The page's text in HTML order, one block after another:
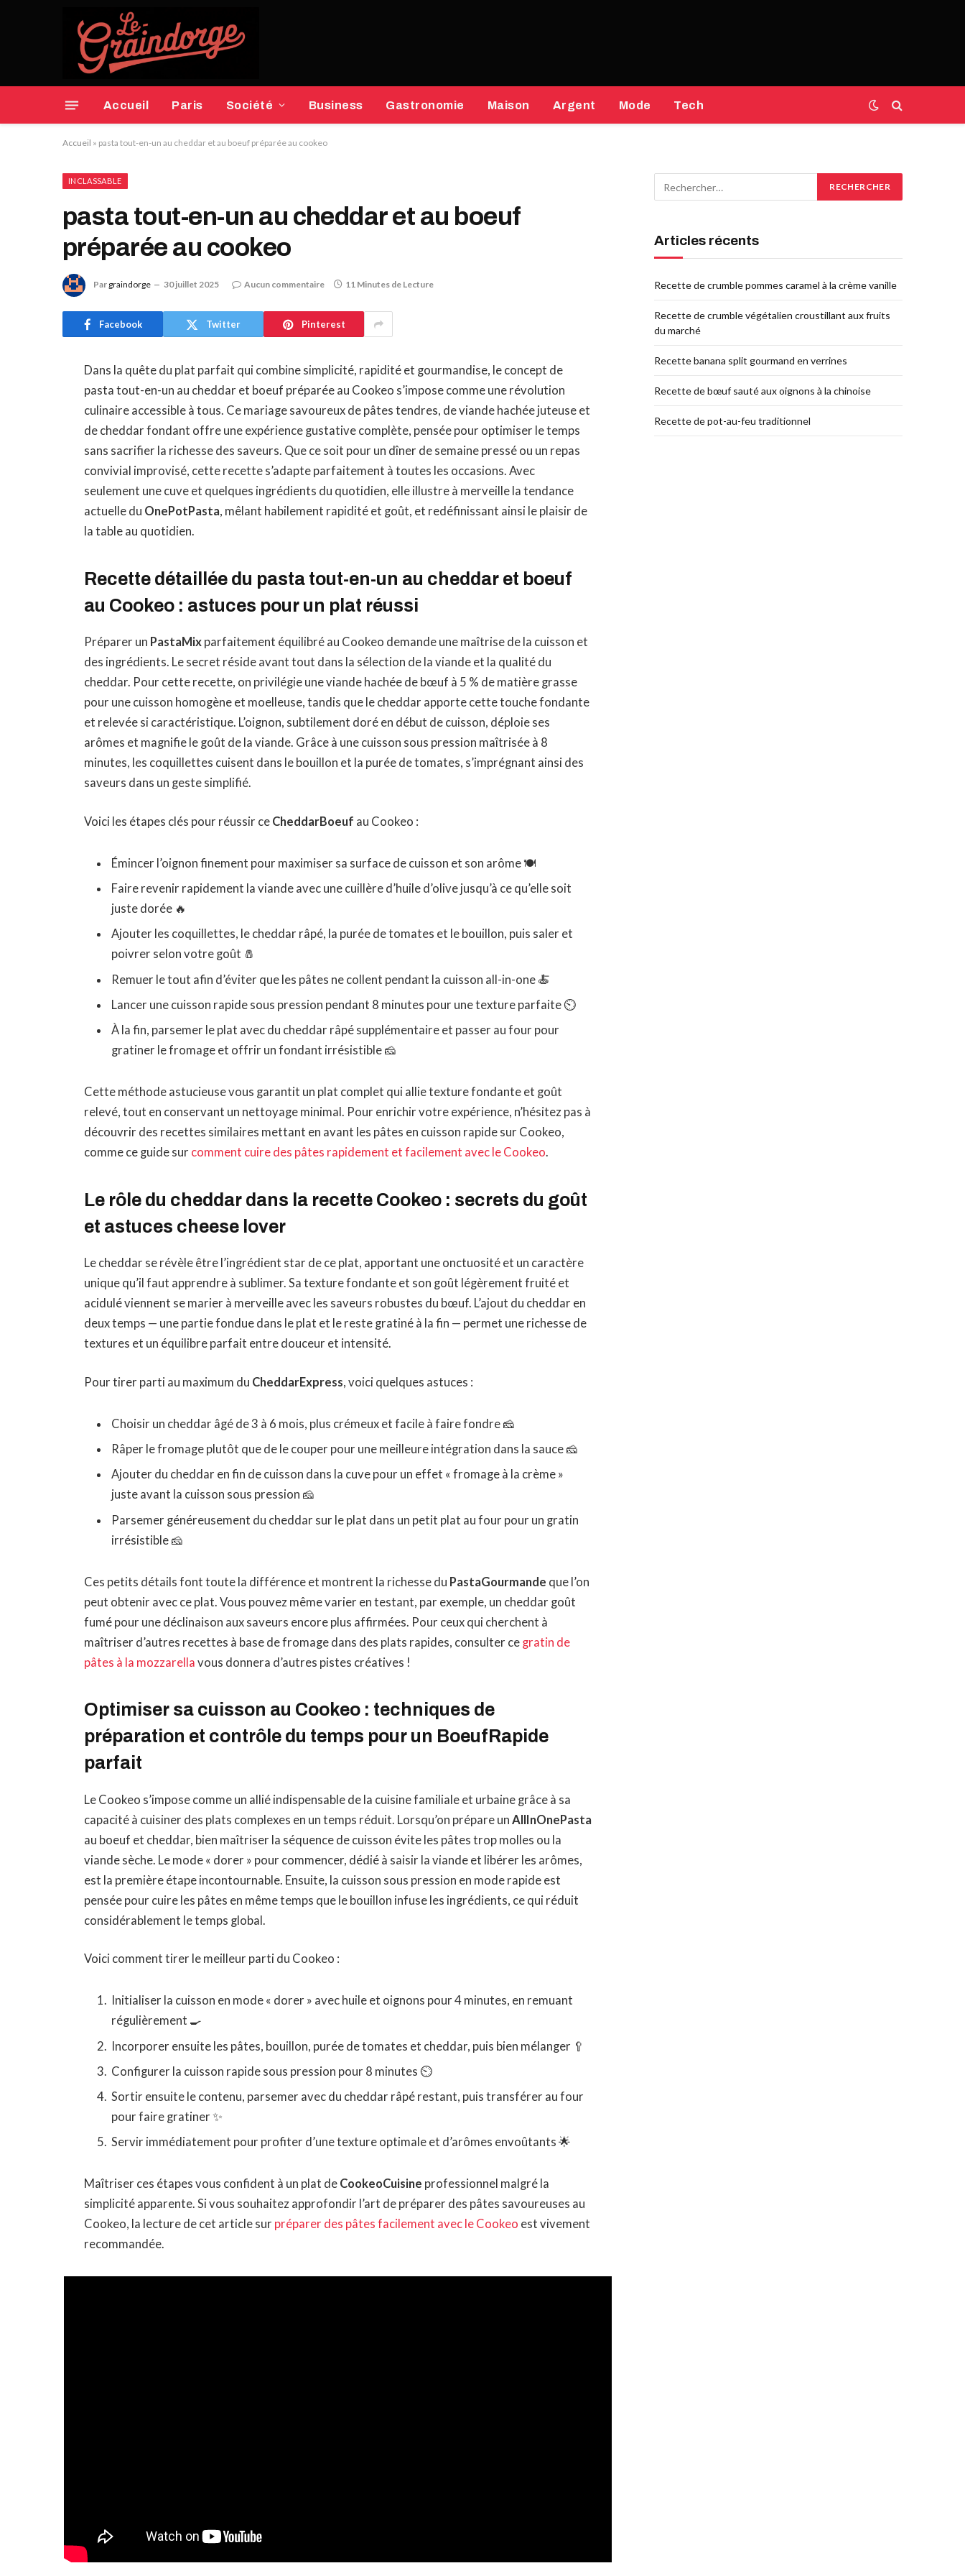
Accueil Paris Société Business Gastronomie Maison Argent Mode Tech
Accueil » pasta tout-en-un au cheddar et au boeuf préparée au cookeo
INCLASSABLE
pasta tout-en-un au cheddar et au boeuf
préparée au cookeo
Par graindorge 30 juillet 2025 Aucun commentaire 11 Minutes de Lecture
Facebook Twitter Pinterest
Dans la quête du plat parfait qui combine simplicité, rapidité et gourmandise, le concept de
pasta tout-en-un au cheddar et boeuf préparée au Cookeo s’impose comme une révolution
culinaire accessible à tous. Ce mariage savoureux de pâtes tendres, de viande hachée juteuse et
de cheddar fondant offre une expérience gustative complète, pensée pour optimiser le temps
sans sacrifier la richesse des saveurs. Que ce soit pour un dîner de semaine pressé ou un repas
convivial improvisé, cette recette s’adapte parfaitement à toutes les occasions. Avec
seulement une cuve et quelques ingrédients du quotidien, elle illustre à merveille la tendance
actuelle du OnePotPasta, mêlant habilement rapidité et goût, et redéfinissant ainsi le plaisir de
la table au quotidien.
Recette détaillée du pasta tout-en-un au cheddar et boeuf
au Cookeo : astuces pour un plat réussi
Préparer un PastaMix parfaitement équilibré au Cookeo demande une maîtrise de la cuisson et
des ingrédients. Le secret réside avant tout dans la sélection de la viande et la qualité du
cheddar. Pour cette recette, on privilégie une viande hachée de bœuf à 5 % de matière grasse
pour une cuisson homogène et moelleuse, tandis que le cheddar apporte cette touche fondante
et relevée si caractéristique. L’oignon, subtilement doré en début de cuisson, déploie ses
arômes et magnifie le goût de la viande. Grâce à une cuisson sous pression maîtrisée à 8
minutes, les coquillettes cuisent dans le bouillon et la purée de tomates, s’imprégnant ainsi des
saveurs dans un geste simplifié.
Voici les étapes clés pour réussir ce CheddarBoeuf au Cookeo :
Émincer l’oignon finement pour maximiser sa surface de cuisson et son arôme 🍽️
Faire revenir rapidement la viande avec une cuillère d’huile d’olive jusqu’à ce qu’elle soit
juste dorée 🔥
Ajouter les coquillettes, le cheddar râpé, la purée de tomates et le bouillon, puis saler et
poivrer selon votre goût 🧂
Remuer le tout afin d’éviter que les pâtes ne collent pendant la cuisson all-in-one 🍝
Lancer une cuisson rapide sous pression pendant 8 minutes pour une texture parfaite ⏲️
À la fin, parsemer le plat avec du cheddar râpé supplémentaire et passer au four pour
gratiner le fromage et offrir un fondant irrésistible 🧀
Cette méthode astucieuse vous garantit un plat complet qui allie texture fondante et goût
relevé, tout en conservant un nettoyage minimal. Pour enrichir votre expérience, n’hésitez pas à
découvrir des recettes similaires mettant en avant les pâtes en cuisson rapide sur Cookeo,
comme ce guide sur comment cuire des pâtes rapidement et facilement avec le Cookeo.
Le rôle du cheddar dans la recette Cookeo : secrets du goût
et astuces cheese lover
Le cheddar se révèle être l’ingrédient star de ce plat, apportant une onctuosité et un caractère
unique qu’il faut apprendre à sublimer. Sa texture fondante et son goût légèrement fruité et
acidulé viennent se marier à merveille avec les saveurs robustes du bœuf. L’ajout du cheddar en
deux temps — une partie fondue dans le plat et le reste gratiné à la fin — permet une richesse de
textures et un équilibre parfait entre douceur et intensité.
Pour tirer parti au maximum du CheddarExpress, voici quelques astuces :
Choisir un cheddar âgé de 3 à 6 mois, plus crémeux et facile à faire fondre 🧀
Râper le fromage plutôt que de le couper pour une meilleure intégration dans la sauce 🧀
Ajouter du cheddar en fin de cuisson dans la cuve pour un effet « fromage à la crème »
juste avant la cuisson sous pression 🧀
Parsemer généreusement du cheddar sur le plat dans un petit plat au four pour un gratin
irrésistible 🧀
Ces petits détails font toute la différence et montrent la richesse du PastaGourmande que l’on
peut obtenir avec ce plat. Vous pouvez même varier en testant, par exemple, un cheddar goût
fumé pour une déclinaison aux saveurs encore plus affirmées. Pour ceux qui cherchent à
maîtriser d’autres recettes à base de fromage dans des plats rapides, consulter ce gratin de
pâtes à la mozzarella vous donnera d’autres pistes créatives !
Optimiser sa cuisson au Cookeo : techniques de
préparation et contrôle du temps pour un BoeufRapide
parfait
Le Cookeo s’impose comme un allié indispensable de la cuisine familiale et urbaine grâce à sa
capacité à cuisiner des plats complexes en un temps réduit. Lorsqu’on prépare unAllInOnePasta
au boeuf et cheddar, bien maîtriser la séquence de cuisson évite les pâtes trop molles ou la
viande sèche. Le mode « dorer » pour commencer, dédié à saisir la viande et libérer les arômes,
est la première étape incontournable. Ensuite, la cuisson sous pression en mode rapide est
pensée pour cuire les pâtes en même temps que le bouillon infuse les ingrédients, ce qui réduit
considérablement le temps global.
Voici comment tirer le meilleur parti du Cookeo :
Initialiser la cuisson en mode « dorer » avec huile et oignons pour 4 minutes, en remuant
régulièrement 🍳
Incorporer ensuite les pâtes, bouillon, purée de tomates et cheddar, puis bien mélanger 🥄
Configurer la cuisson rapide sous pression pour 8 minutes ⏲️
Sortir ensuite le contenu, parsemer avec du cheddar râpé restant, puis transférer au four
pour faire gratiner ✨
Servir immédiatement pour profiter d’une texture optimale et d’arômes envoûtants 🌟
Maîtriser ces étapes vous confident à un plat de CookeoCuisine professionnel malgré la
simplicité apparente. Si vous souhaitez approfondir l’art de préparer des pâtes savoureuses au
Cookeo, la lecture de cet article sur préparer des pâtes facilement avec le Cookeo est vivement
recommandée.
Articles récents
Recette de crumble pommes caramel à la crème vanille
Recette de crumble végétalien croustillant aux fruits
du marché
Recette banana split gourmand en verrines
Recette de bœuf sauté aux oignons à la chinoise
Recette de pot-au-feu traditionnel